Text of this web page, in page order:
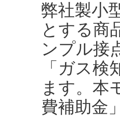
弊社製小
とする商
ンプル接
「ガス
ます。本
費補助金